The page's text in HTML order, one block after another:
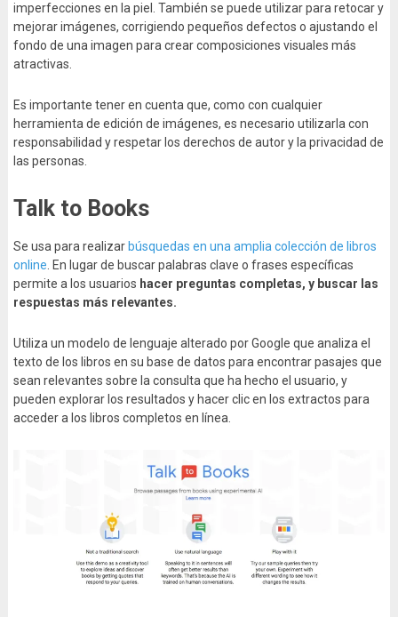
imperfecciones en la piel. También se puede utilizar para retocar y
mejorar imágenes, corrigiendo pequeños defectos o ajustando el
fondo de una imagen para crear composiciones visuales más
atractivas.
Es importante tener en cuenta que, como con cualquier
herramienta de edición de imágenes, es necesario utilizarla con
responsabilidad y respetar los derechos de autor y la privacidad de
las personas.
Talk to Books
Se usa para realizar búsquedas en una amplia colección de libros
online . En lugar de buscar palabras clave o frases específicas
permite a los usuarios hacer preguntas completas, y buscar las
respuestas más relevantes.
Utiliza un modelo de lenguaje alterado por Google que analiza el
texto de los libros en su base de datos para encontrar pasajes que
sean relevantes sobre la consulta que ha hecho el usuario, y
pueden explorar los resultados y hacer clic en los extractos para
acceder a los libros completos en línea.